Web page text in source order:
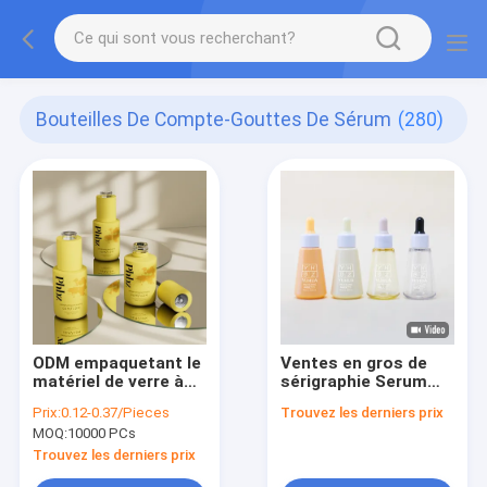
Bouteilles De Compte-Gouttes De Sérum (280)
ODM empaquetant le
matériel de verre à
de compte-gouttes
de la presse 30ml
rotatoire
Prix:0.12-0.37/Pieces
MOQ:10000 PCs
Trouvez les derniers prix
Ventes en gros de
sérigraphie Serum
Bouteilles 50ml
personnalisable
Trouvez les derniers prix